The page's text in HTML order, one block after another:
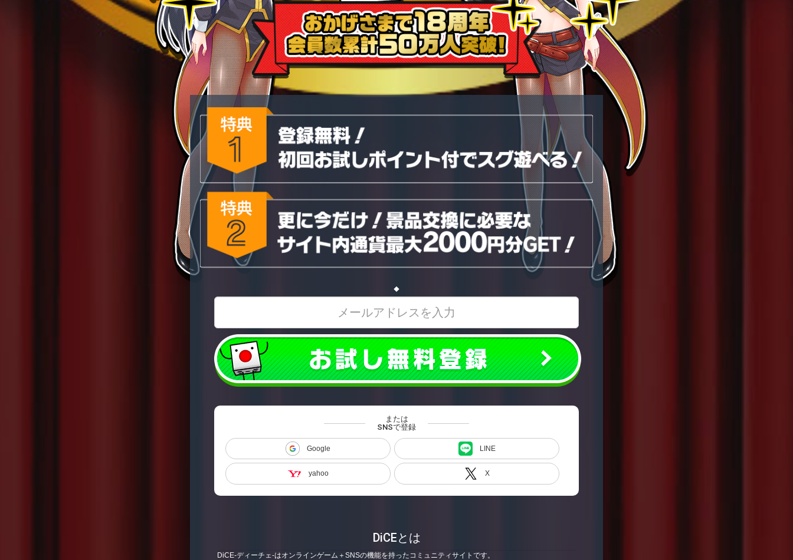
◆
または
SNSで登録
Google LINE
yahoo X
DiCEとは
DiCE-ディーチェ-はオンラインゲーム＋SNSの機能を持ったコミュニティサイトです。